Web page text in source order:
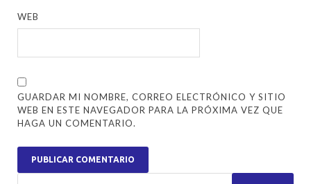
WEB
GUARDAR MI NOMBRE, CORREO ELECTRÓNICO Y SITIO
WEB EN ESTE NAVEGADOR PARA LA PRÓXIMA VEZ QUE
HAGA UN COMENTARIO.